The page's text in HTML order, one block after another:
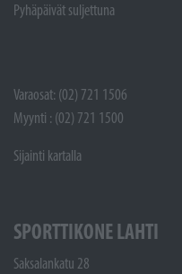
Pyhäpäivät suljettuna
Varaosat: (02) 721 1506
Myynti : (02) 721 1500
Sijainti kartalla
SPORTTIKONE LAHTI
Saksalankatu 28